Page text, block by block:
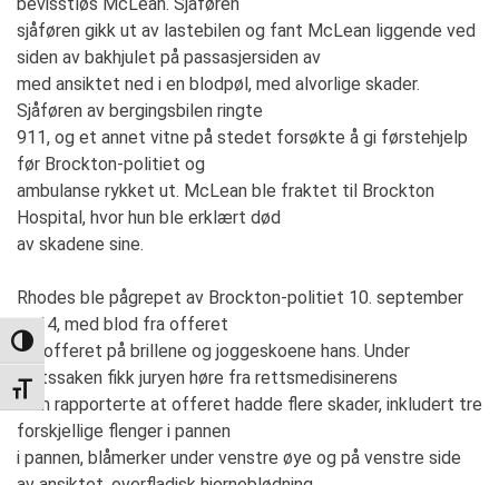
TOGGLE HIGH CONTRAST
TOGGLE FONT SIZE
sjåføren gikk ut av lastebilen og fant McLean liggende ved
siden av bakhjulet på passasjersiden av
med ansiktet ned i en blodpøl, med alvorlige skader.
Sjåføren av bergingsbilen ringte
911, og et annet vitne på stedet forsøkte å gi førstehjelp
før Brockton-politiet og
ambulanse rykket ut. McLean ble fraktet til Brockton
Hospital, hvor hun ble erklært død
av skadene sine.
Rhodes ble pågrepet av Brockton-politiet 10. september
2014, med blod fra offeret
fra offeret på brillene og joggeskoene hans. Under
rettssaken fikk juryen høre fra rettsmedisinerens
som rapporterte at offeret hadde flere skader, inkludert tre
forskjellige flenger i pannen
i pannen, blåmerker under venstre øye og på venstre side